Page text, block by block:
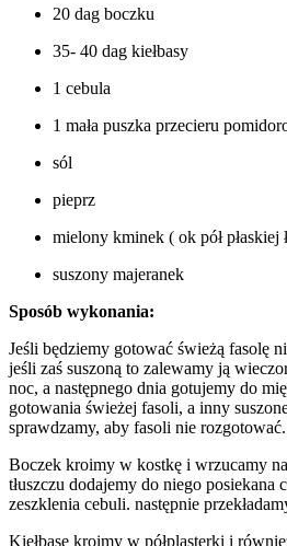
20 dag boczku
35- 40 dag kiełbasy
1 cebula
1 mała puszka przecieru
sól
pieprz
mielony kminek ( ok pół płaskiej
suszony majeranek
Sposób wykonania:
Jeśli będziemy gotować świeżą fasolę
jeśli zaś suszoną to zalewamy ją
noc, a następnego dnia gotujemy do
gotowania świeżej fasoli, a inny
sprawdzamy, aby fasoli nie rozgotować.
Boczek kroimy w kostkę i wrzucamy
tłuszczu dodajemy do niego posiekana
zeszklenia cebuli. następnie
Kiełbasę kroimy w półplasterki i